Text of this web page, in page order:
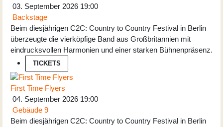
03. September 2026 19:00
Backstage
Beim diesjährigen C2C: Country to Country Festival in Berlin
überzeugte die vierköpfige Band aus Großbritannien mit
eindrucksvollen Harmonien und einer starken Bühnenpräsenz.
TICKETS
First Time Flyers
04. September 2026 19:00
Gebäude 9
Beim diesjährigen C2C: Country to Country Festival in Berlin